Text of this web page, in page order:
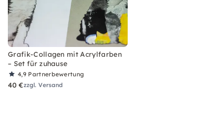
Grafik-Collagen mit Acrylfarben
– Set für zuhause
4,9 Partnerbewertung
40 €zzgl. Versand